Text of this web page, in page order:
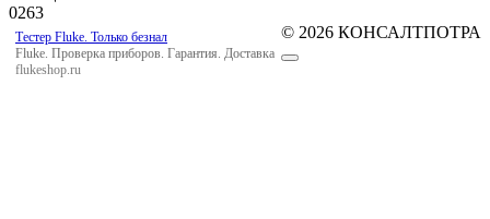
0263
Тестер Fluke. Только безнал
Fluke. Проверка приборов. Гарантия. Доставка
flukeshop.ru
© 2026 КОНСАЛТПОТРА